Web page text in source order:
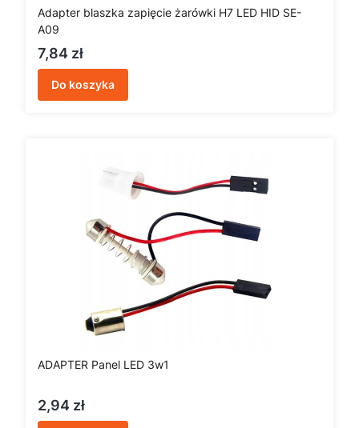
Adapter blaszka zapięcie żarówki H7 LED HID SE-
A09
Cena
7,84 zł
Do koszyka
ADAPTER Panel LED 3w1
Cena
2,94 zł